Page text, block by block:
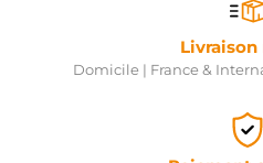
Livraison
Domicile | France &